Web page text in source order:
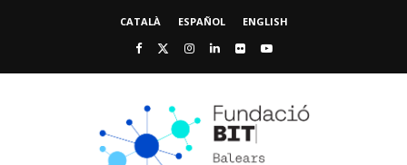
CATALÀ ESPAÑOL ENGLISH